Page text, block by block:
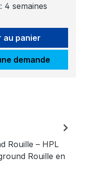
4 semaines
la
au panier
demande
Rouille – HPL
Rouille en